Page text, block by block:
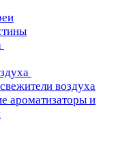
воздуха
ароматизаторы и